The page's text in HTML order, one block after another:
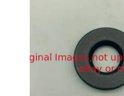
POLICY